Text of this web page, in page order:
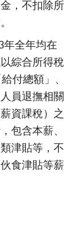
，不扣除所
年全年均在
綜合所得稅
付總額」、
員退撫相關
資課稅）之
包含本薪、
津貼等，不
食津貼等薪